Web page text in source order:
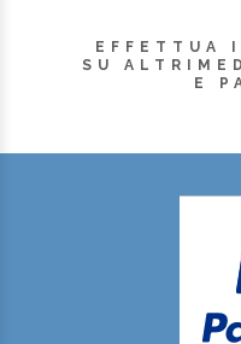
EFFETTUA
SU
E